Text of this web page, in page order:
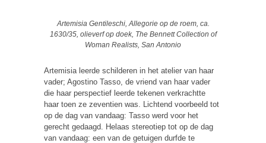
Artemisia Gentileschi, Allegorie op de roem, ca.
1630/35, olieverf op doek, The Bennett Collection of
Woman Realists, San Antonio
Artemisia leerde schilderen in het atelier van haar
vader; Agostino Tasso, de vriend van haar vader
die haar perspectief leerde tekenen verkrachtte
haar toen ze zeventien was. Lichtend voorbeeld tot
op de dag van vandaag: Tasso werd voor het
gerecht gedaagd. Helaas stereotiep tot op de dag
van vandaag: een van de getuigen durfde te